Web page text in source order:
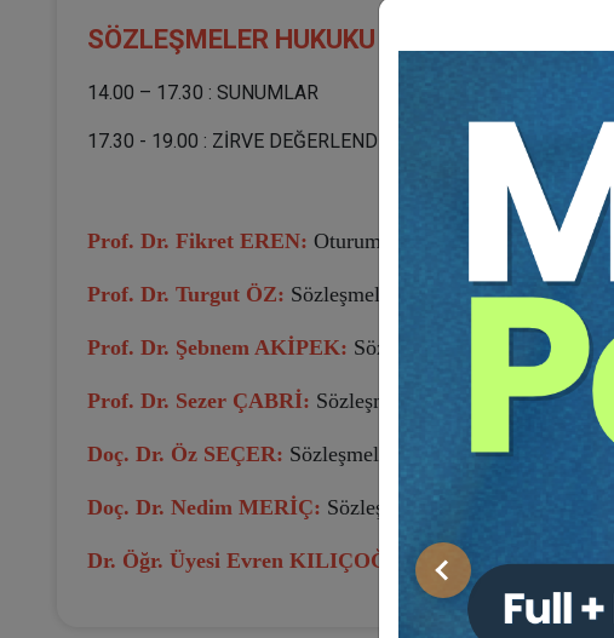
Önceki
SÖZLEŞMELER HUKUKU ZİRVESİ (8 Mayıs
14.00 – 17.30 : SUNUMLAR
17.30 - 19.00 : ZİRVE DEĞERLENDİRME - SORU CEVAP
Prof. Dr. Fikret EREN: Oturum Başkanı
Prof. Dr. Turgut ÖZ: Sözleşmelerde İfa İmkânsızlığı
Prof. Dr. Şebnem AKİPEK: Sözleşmelerde Genel İşlem
Prof. Dr. Sezer ÇABRİ: Sözleşmelerde Borçlunun
Doç. Dr. Öz SEÇER: Sözleşmelerde Ceza Koşulu
Doç. Dr. Nedim MERİÇ: Sözleşmelerde Yetki ve Delil
Dr. Öğr. Üyesi Evren KILIÇOĞLU: Sözleşmelerde